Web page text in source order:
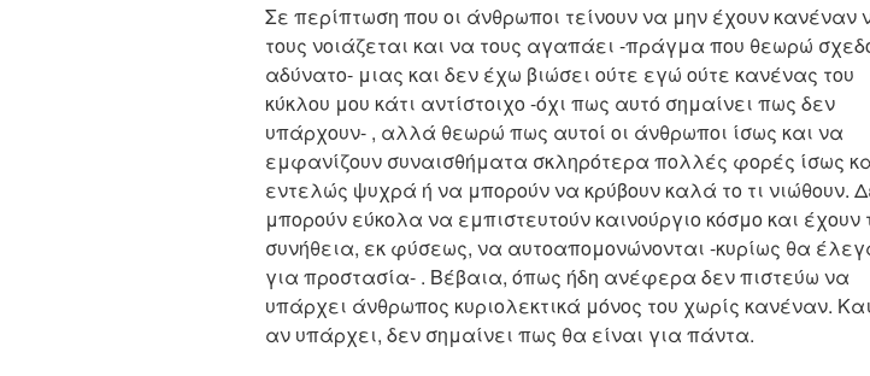
Σε περίπτωση που οι άνθρωποι τείνουν να μην έχουν κανέναν
τους νοιάζεται και να τους αγαπάει -πράγμα που θεωρώ
αδύνατο- μιας και δεν έχω βιώσει ούτε εγώ ούτε κανένας του
κύκλου μου κάτι αντίστοιχο -όχι πως αυτό σημαίνει πως δεν
υπάρχουν- , αλλά θεωρώ πως αυτοί οι άνθρωποι ίσως και να
εμφανίζουν συναισθήματα σκληρότερα πολλές φορές ίσως
εντελώς ψυχρά ή να μπορούν να κρύβουν καλά το τι νιώθουν.
μπορούν εύκολα να εμπιστευτούν καινούργιο κόσμο και έχουν
συνήθεια, εκ φύσεως, να αυτοαπομονώνονται -κυρίως θα
για προστασία- . Βέβαια, όπως ήδη ανέφερα δεν πιστεύω να
υπάρχει άνθρωπος κυριολεκτικά μόνος του χωρίς κανέναν. Και
αν υπάρχει, δεν σημαίνει πως θα είναι για πάντα.